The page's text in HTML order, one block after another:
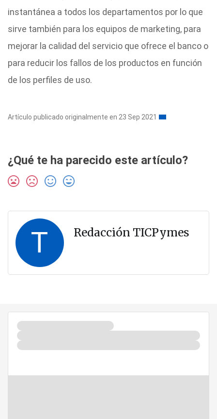
instantánea a todos los departamentos por lo que
sirve también para los equipos de marketing, para
mejorar la calidad del servicio que ofrece el banco o
para reducir los fallos de los productos en función
de los perfiles de uso.
Artículo publicado originalmente en 23 Sep 2021
¿Qué te ha parecido este artículo?
T Redacción TICPymes